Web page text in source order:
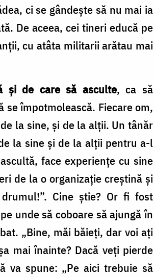
ci se gândeşte să nu mai ia
De aceea, cei tineri educă pe
cu atâta militarii arătau mai
şi de care să asculte, ca să
împotmolească. Fiecare om,
la sine, şi de la alţii. Un tânăr
la sine şi de la alţii pentru a-l
face experienţe cu sine
de la o organizaţie creştină şi
Cine ştie? Or fi fost
unde să coboare să ajungă în
„Bine, măi băieţi, dar voi aţi
mai înainte? Dacă veţi pierde
va spune: „Pe aici trebuie să